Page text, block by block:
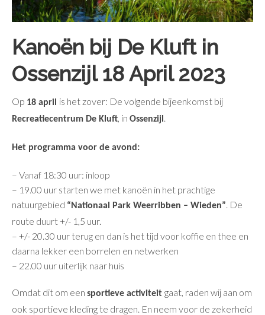
Kanoën bij De Kluft in
Ossenzijl 18 April 2023
Op 18 april is het zover: De volgende bijeenkomst bij
Recreatiecentrum De Kluft , in Ossenzijl
Het programma voor de avond:
– Vanaf 18:30 uur: inloop
– 19.00 uur starten we met kanoën in het prachtige
natuurgebied “Nationaal Park Weerribben – Wieden” . De
route duurt +/- 1,5 uur.
– +/- 20.30 uur terug en dan is het tijd voor koffie en thee en
daarna lekker een borrelen en netwerken
– 22.00 uur uiterlijk naar huis
Omdat dit om een sportieve activiteit gaat, raden wij aan om
ook sportieve kleding te dragen. En neem voor de zekerheid